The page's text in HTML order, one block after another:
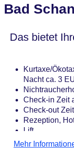
Bad
Das bietet
Kurtaxe/
Nacht ca. 3
Check-in Zeit
Check-out
Rezeption,
Lift
Wintergarten
Mehr